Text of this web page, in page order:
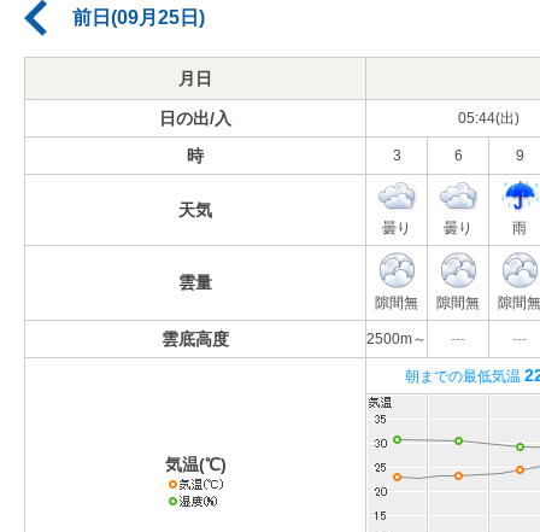
前日(09月25日)
月日
日の出/入 05:44(出)
時 3 6 9
天気
曇り 曇り 雨
雲量
隙間無 隙間無 隙間無
雲底高度 2500m～ --- ---
気温(℃)
朝までの最低気温